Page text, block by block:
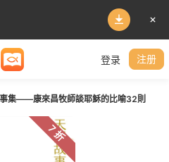
登录 注册
集——康來昌牧師談耶穌的比喻32則
7 折